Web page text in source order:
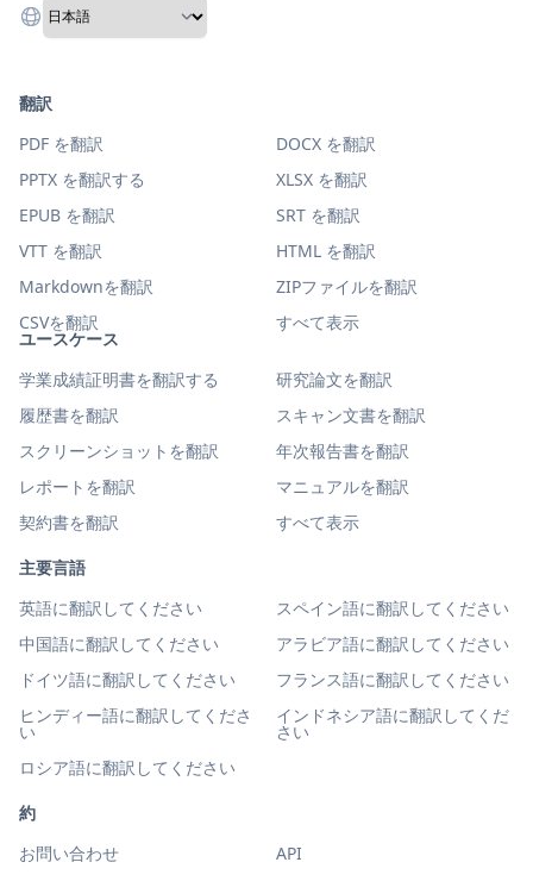
ユースケース
学業成績証明書を翻訳する
研究論文を翻訳
履歴書を翻訳
スキャン文書を翻訳
スクリーンショットを翻訳
年次報告書を翻訳
レポートを翻訳
マニュアルを翻訳
契約書を翻訳
すべて表示
主要言語
英語に翻訳してください
スペイン語に翻訳してください
中国語に翻訳してください
アラビア語に翻訳してください
ドイツ語に翻訳してください
フランス語に翻訳してください
ヒンディー語に翻訳してくださ
い
インドネシア語に翻訳してくだ
さい
ロシア語に翻訳してください
翻訳
PDF を翻訳
DOCX を翻訳
PPTX を翻訳する
XLSX を翻訳
EPUB を翻訳
SRT を翻訳
VTT を翻訳
HTML を翻訳
Markdownを翻訳
ZIPファイルを翻訳
CSVを翻訳
すべて表示
約
お問い合わせ
API